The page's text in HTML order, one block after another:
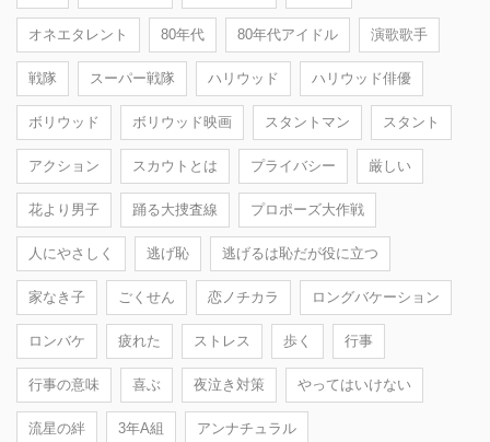
オネエタレント 80年代 80年代アイドル 演歌歌手
戦隊 スーパー戦隊 ハリウッド ハリウッド俳優
ボリウッド ボリウッド映画 スタントマン スタント
アクション スカウトとは プライバシー 厳しい
花より男子 踊る大捜査線 プロポーズ大作戦
人にやさしく 逃げ恥 逃げるは恥だが役に立つ
家なき子 ごくせん 恋ノチカラ ロングバケーション
ロンバケ 疲れた ストレス 歩く 行事
行事の意味 喜ぶ 夜泣き対策 やってはいけない
流星の絆 3年A組 アンナチュラル